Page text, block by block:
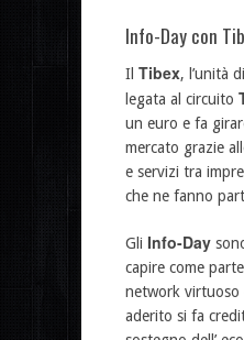
Info-Day con
Il Tibex, l’unità
legata al circuito
un euro e fa
mercato grazie
e servizi tra
che ne fanno
Gli Info-Day
capire come
network virtuoso
aderito si fa